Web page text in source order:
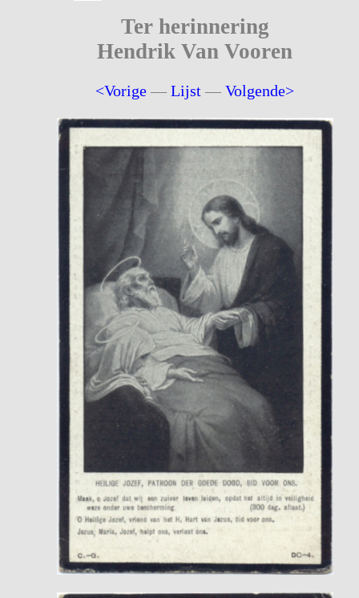
Ter herinnering
Hendrik Van Vooren
<Vorige —Lijst —Volgende>